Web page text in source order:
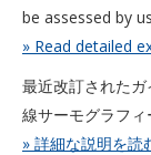
be assessed by
» Read detailed
最近改訂された
線サーモグラフィ
» 詳細な説明を読